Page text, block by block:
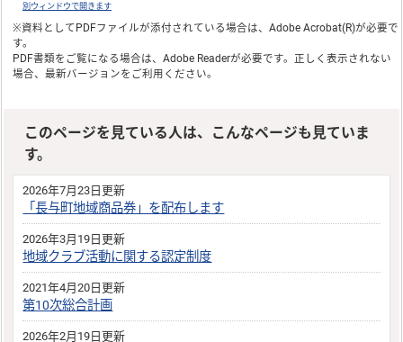
別ウィンドウで開きます
※資料としてPDFファイルが添付されている場合は、Adobe Acrobat(R)が必要で
す。
PDF書類をご覧になる場合は、Adobe Readerが必要です。正しく表示されない
場合、最新バージョンをご利用ください。
このページを見ている人は、こんなページも見ていま
す。
2026年7月23日更新
「長与町地域商品券」を配布します
2026年3月19日更新
地域クラブ活動に関する認定制度
2021年4月20日更新
第10次総合計画
2026年2月19日更新